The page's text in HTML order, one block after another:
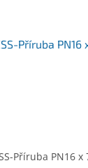
Příruba PN16
Příruba PN16 x